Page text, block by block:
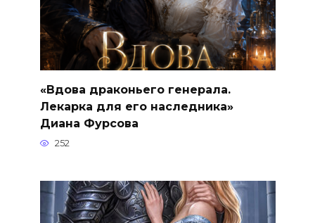
«Вдова драконьего генерала.
Лекарка для его наследника»
Диана Фурсова
252